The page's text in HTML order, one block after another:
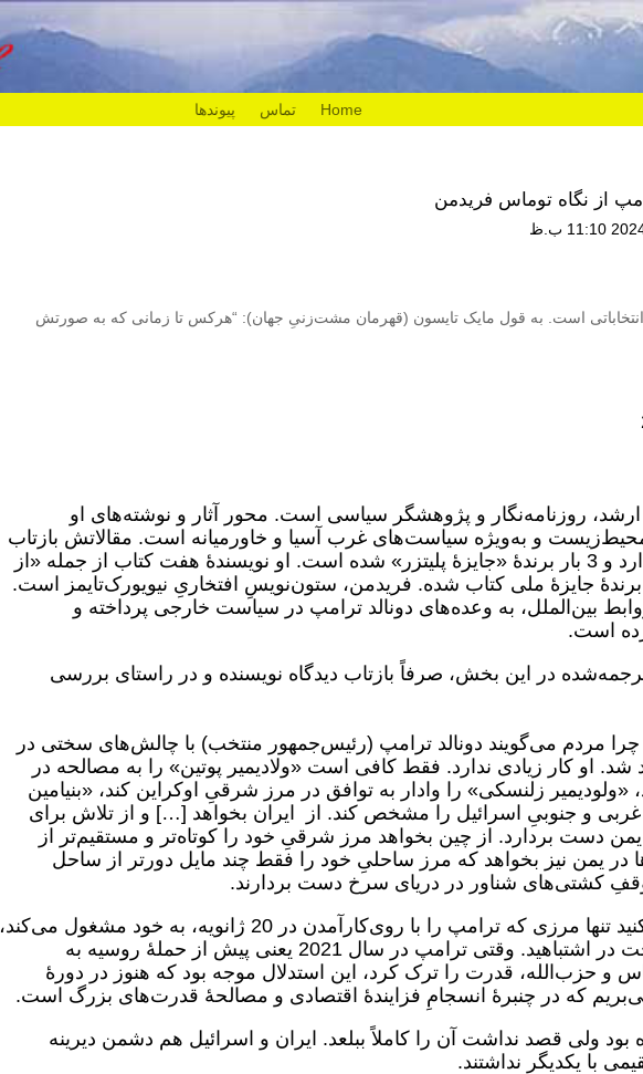
Home تماس پیوندها
از نگاه توماس فریدمن
انتخاباتی است. به قول مایک تایسون (قهرمان مشت‌زنیِ جهان): “هرکس تا زمانی که به صورتش
روزنامه‌نگار و پژوهشگر سیاسی است. محور آثار و نوشته‌های او
و به‌ویژه سیاست‌های غرب آسیا و خاورمیانه است. مقالاتش بازتاب‌
وسیعی در رسانه‌های جهان دارد و 3 بار برندۀ «جایزۀ پلیتزر» شده است. او نویسندۀ هفت کتاب از جمله «از
جایزۀ ملی کتاب شده. فریدمن، ستون‌نویسِ افتخاریِ نیویورک‌تایمز است.
روابط بین‌الملل، به وعده‌های دونالد ترامپ در سیاست خارجی پرداخته و
است.
در این بخش، صرفاً بازتاب دیدگاه نویسنده و در راستای بررسی
مردم می‌گویند دونالد ترامپ (رئیس‌جمهور منتخب) با چالش‌های سختی در
او کار زیادی ندارد. فقط کافی است «ولادیمیر پوتین» را به مصالحه در
زلنسکی» را وادار به توافق در مرز شرقیِ اوکراین کند، «بنیامین
غربی و جنوبیِ اسرائیل را مشخص کند. از ایران بخواهد […] و از تلاش برای
یمن دست بردارد. از چین بخواهد مرز شرقیِ خود را کوتاه‌تر و مستقیم‌تر از
در یمن نیز بخواهد که مرز ساحلیِ خود را فقط چند مایل دورتر از ساحل
کشتی‌های شناور در دریای سرخ دست بردارند.
به عبارت دیگر، اگر فکر می‌کنید تنها مرزی که ترامپ را با روی‌کار‌آمدن در 20 ژانویه، به خود مشغول می‌کند،
مرز جنوبیِ آمریکا است، سخت در اشتباهید. وقتی ترامپ در سال 2021 یعنی پیش از حملۀ روسیه به
و حزب‌الله، قدرت را ترک کرد، این استدلال موجه بود که هنوز در دورۀ
که در چنبرۀ انسجامِ فزایندۀ اقتصادی و مصالحۀ قدرت‌های بزرگ است.
بود ولی قصد نداشت آن را کاملاً ببلعد. ایران و اسرائیل هم دشمن دیرینه
با یکدیگر نداشتند.